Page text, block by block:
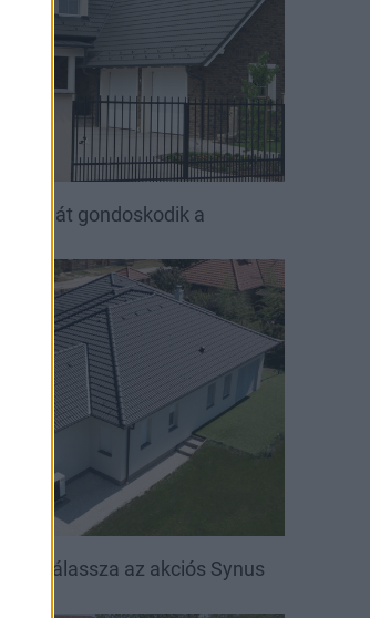
át gondoskodik a
válassza az akciós Synus